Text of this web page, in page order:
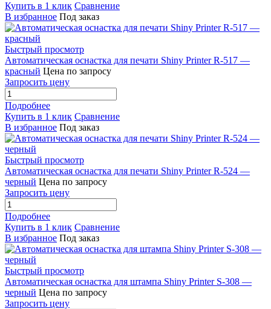
Купить в 1 клик Сравнение
В избранное Под заказ
Быстрый просмотр
Автоматическая оснастка для печати Shiny Printer R-517 —
красный Цена по запросу
Запросить цену
Подробнее
Купить в 1 клик Сравнение
В избранное Под заказ
Быстрый просмотр
Автоматическая оснастка для печати Shiny Printer R-524 —
черный Цена по запросу
Запросить цену
Подробнее
Купить в 1 клик Сравнение
В избранное Под заказ
Быстрый просмотр
Автоматическая оснастка для штампа Shiny Printer S-308 —
черный Цена по запросу
Запросить цену